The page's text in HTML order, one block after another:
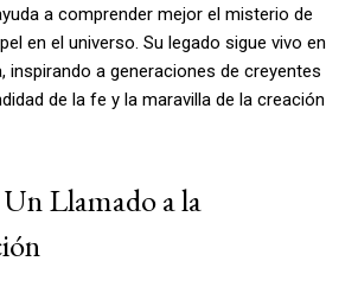
a comprender mejor el misterio de
en el universo. Su legado sigue vivo en
inspirando a generaciones de creyentes
de la fe y la maravilla de la creación
Llamado a la